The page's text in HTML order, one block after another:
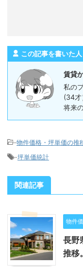
この記事を書いた人
賃貸
私の
(34才
将来
-物件価格・坪単価の推
-坪単価統計
関連記事
物件
長野
推移